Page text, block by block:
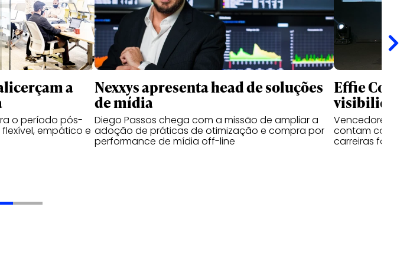
a
o período pós-
empático e
Nexxys apresenta head de soluções
de mídia
Diego Passos chega com a missão de ampliar a
adoção de práticas de otimização e compra por
performance de mídia off-line
Effie
Vencedores
contam como
carreiras fora